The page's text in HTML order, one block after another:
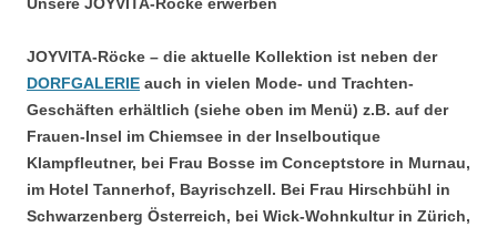
Unsere JOYVITA-Röcke erwerben
JOYVITA-Röcke – die aktuelle Kollektion ist neben der
DORFGALERIE auch in vielen Mode- und Trachten-
Geschäften erhältlich (siehe oben im Menü) z.B. auf der
Frauen-Insel im Chiemsee in der Inselboutique
Klampfleutner, bei Frau Bosse im Conceptstore in Murnau,
im Hotel Tannerhof, Bayrischzell. Bei Frau Hirschbühl in
Schwarzenberg Österreich, bei Wick-Wohnkultur in Zürich,